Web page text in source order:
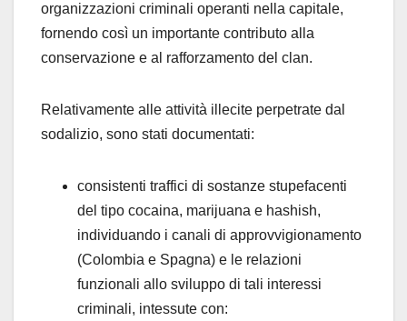
organizzazioni criminali operanti nella capitale,
fornendo così un importante contributo alla
conservazione e al rafforzamento del clan.
Relativamente alle attività illecite perpetrate dal
sodalizio, sono stati documentati:
consistenti traffici di sostanze stupefacenti
del tipo cocaina, marijuana e hashish,
individuando i canali di approvvigionamento
(Colombia e Spagna) e le relazioni
funzionali allo sviluppo di tali interessi
criminali, intessute con: